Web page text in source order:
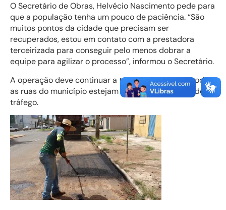
O Secretário de Obras, Helvécio Nascimento pede para
que a população tenha um pouco de paciência. “São
muitos pontos da cidade que precisam ser
recuperados, estou em contato com a prestadora
terceirizada para conseguir pelo menos dobrar a
equipe para agilizar o processo”, informou o Secretário.
A operação deve continuar a todo vapor até que todas
as ruas do município estejam em boas condições de
tráfego.